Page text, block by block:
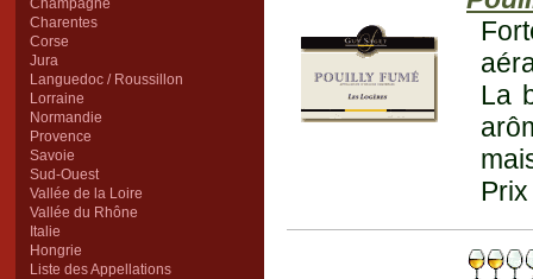
Champagne
Charentes
Corse
Jura
Languedoc / Roussillon
Lorraine
Normandie
Provence
Savoie
Sud-Ouest
Vallée de la Loire
Vallée du Rhône
Italie
Hongrie
Liste des Appellations
La